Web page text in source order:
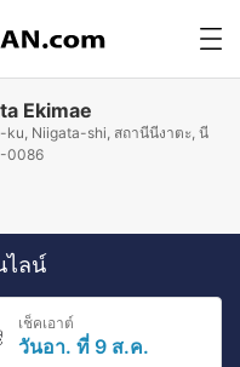
Ekimae
Niigata-shi, สถานีนีงาตะ, นี
0086
ไลน์
เช็คเอาต์
วันอา. ที่ 9 ส.ค.